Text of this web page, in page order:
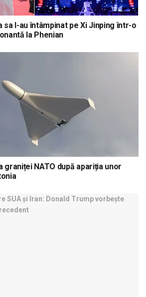
sa l-au întâmpinat pe Xi Jinping într-o
la Phenian
NATO după apariția unor